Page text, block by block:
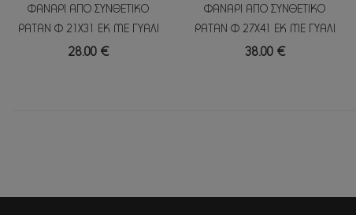
ΦΑΝΑΡΙ ΑΠΟ ΣΥΝΘΕΤΙΚΟ
ΡΑΤΑΝ Φ 21Χ31 ΕΚ ΜΕ ΓΥΑΛΙ
28.00 €
ΦΑΝΑΡΙ ΑΠΟ ΣΥΝΘΕΤΙΚΟ
ΡΑΤΑΝ Φ 27Χ41 ΕΚ ΜΕ ΓΥΑΛΙ
38.00 €